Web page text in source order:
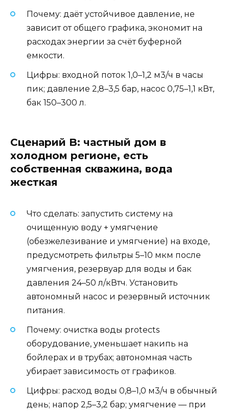
Почему: даёт устойчивое давление, не
зависит от общего графика, экономит на
расходах энергии за счёт буферной
емкости.
Цифры: входной поток 1,0–1,2 м3/ч в часы
пик; давление 2,8–3,5 бар, насос 0,75–1,1 кВт,
бак 150–300 л.
Сценарий B: частный дом в
холодном регионе, есть
собственная скважина, вода
жесткая
Что сделать: запустить систему на
очищенную воду + умягчение
(обезжелезивание и умягчение) на входе,
предусмотреть фильтры 5–10 мкм после
умягчения, резервуар для воды и бак
давления 24–50 л/кВтч. Установить
автономный насос и резервный источник
питания.
Почему: очистка воды protects
оборудование, уменьшает накипь на
бойлерах и в трубах; автономная часть
убирает зависимость от графиков.
Цифры: расход воды 0,8–1,0 м3/ч в обычный
день; напор 2,5–3,2 бар; умягчение — при